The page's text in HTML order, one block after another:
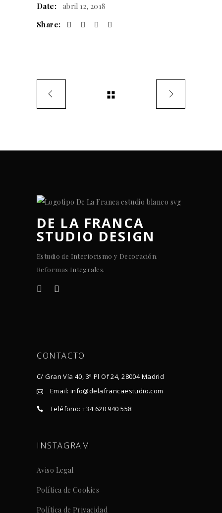
Date: abril 12, 2018
Share:
DE LA FRANCA
STUDIO DESIGN
Estudio de Interiorismo y Decoración.
Reformas Integrales.
CONTACTO
C/ Gran Vía 40, 3ª Pl Of 24, 28004 Madrid
Email: info@delafrancaestudio.com
Teléfono: +34 620 940 558
INSTAGRAM
Aviso Legal
Política de Cookies
Política de Privacidad